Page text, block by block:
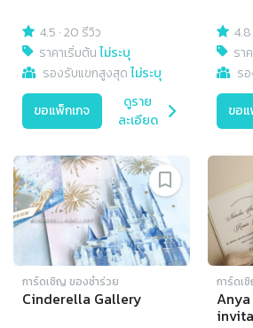
4.5 ·20 รีวิว
ราคาเริ่มต้นไม่ระบุ
รองรับแขกสูงสุดไม่ระบุ
ขอแพ็กเกจ
ดูราย
ละเอียด
4.8
รา
ร
ขอ
การ์ดเชิญ​ ของชำร่วย
Cinderella Gallery
การ์ดเ